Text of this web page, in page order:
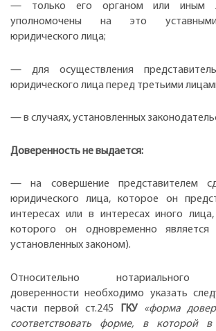
— только его органом или иным
уполномочены на это
юридического лица;
— для осуществления
юридического лица перед третьими
— в случаях, установленных
Доверенность не выдается:
— на совершение представителем
юридического лица, которое он
интересах или в интересах иного
которого он одновременно является
установленных законом).
Относительно нотариального
доверенности необходимо указать
части первой ст.245
ГКУ «форма
соответствовать форме, в которой в